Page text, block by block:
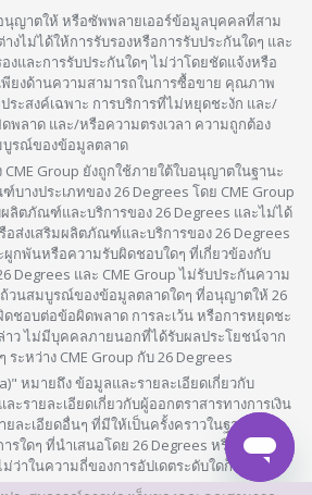
นุญาตให้ หรือซัพพลายเออร์ข้อมูลบุคคลที่สาม
งไม่ได้ให้การรับรองหรือการรับประกันใดๆ และ
และการรับประกันใดๆ ไม่ว่าโดยชัดแจ้งหรือ
ยงด้านความสามารถในการซื้อขาย คุณภาพ
ระสงค์เฉพาะ การบริการที่ไม่หยุดชะงัก และ/
พลาด และ/หรือความตรงเวลา ความถูกต้อง
รณ์ของข้อมูลตลาด
Group ยังถูกใช้ภายใต้ใบอนุญาตในฐานะ
างประเภทของ 26 Degrees โดย CME Group
ลิตภัณฑ์และบริการของ 26 Degrees และไม่ได้
ส่งเสริมผลิตภัณฑ์และบริการของ 26 Degrees
ผูกพันหรือความรับผิดชอบใดๆ ที่เกี่ยวข้องกับ
Degrees และ CME Group ไม่รับประกันความ
วนสมบูรณ์ของข้อมูลตลาดใดๆ ที่อนุญาตให้ 26
ดชอบต่อข้อผิดพลาด การละเว้น หรือการหยุดชะ
าว ไม่มีบุคคลภายนอกที่ได้รับผลประโยชน์จาก
ะหว่าง CME Group กับ 26 Degrees
หมายถึง ข้อมูลและรายละเอียดเกี่ยวกับ
ะรายละเอียดเกี่ยวกับผู้ออกตราสารทางการเงิน
ละเอียดอื่นๆ ที่มีให้เป็นครั้งคราวในฐานะส่วน
ใดๆ ที่นำเสนอโดย 26 Degrees หรือบริษัท
ว่าในความถี่ของการอัปเดตระดับใดก็ตาม